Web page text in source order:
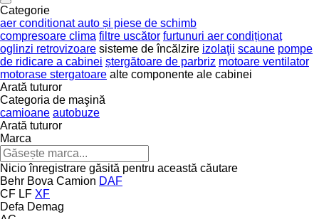
Categorie
aer conditionat auto și piese de schimb
compresoare clima filtre uscător furtunuri aer condiționat
oglinzi retrovizoare sisteme de încălzire izolaţii scaune pompe
de ridicare a cabinei ștergătoare de parbriz motoare ventilator
motorase stergatoare alte componente ale cabinei
Arată tuturor
Categoria de maşină
camioane autobuze
Arată tuturor
Marca
Nicio înregistrare găsită pentru această căutare
Behr Bova Camion DAF
CF LF XF
Defa Demag